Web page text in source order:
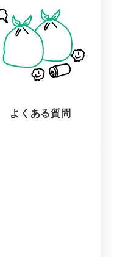
よくある質問